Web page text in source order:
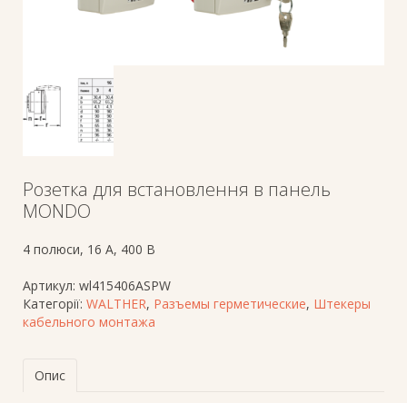
Розетка для встановлення в панель
MONDO
4 полюси, 16 A, 400 В
Артикул: wl415406ASPW
Категорії: WALTHER, Разъемы герметические, Штекеры
кабельного монтажа
Опис